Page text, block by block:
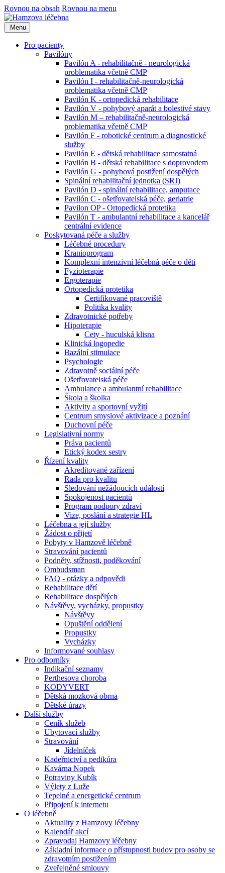
Rovnou na obsah Rovnou na menu
Menu
Pro pacienty
Pavilóny
Pavilón A - rehabilitačně - neurologická
problematika včetně CMP
Pavilón I - rehabilitačně-neurologická
problematika včetně CMP
Pavilón K - ortopedická rehabilitace
Pavilón V - pohybový aparát a bolestivé stavy
Pavilón M – rehabilitačně-neurologická
problematika včetně CMP
Pavilón F - robotické centrum a diagnostické
služby
Pavilón E - dětská rehabilitace samostatná
Pavilón B - dětská rehabilitace s doprovodem
Pavilón G - pohybová postižení dospělých
Spinální rehabilitační jednotka (SRJ)
Pavilón D - spinální rehabilitace, amputace
Pavilón C - ošetřovatelská péče, geriatrie
Pavilon OP - Ortopedická protetika
Pavilón T - ambulantní rehabilitace a kancelář
centrální evidence
Poskytovaná péče a služby
Léčebné procedury
Kranioprogram
Komplexní intenzivní léčebná péče o děti
Fyzioterapie
Ergoterapie
Ortopedická protetika
Certifikované pracoviště
Politika kvality
Zdravotnické potřeby
Hipoterapie
Cety - huculská klisna
Klinická logopedie
Bazální stimulace
Psychologie
Zdravotně sociální péče
Ošetřovatelská péče
Ambulance a ambulantní rehabilitace
Škola a školka
Aktivity a sportovní vyžití
Centrum smyslové aktivizace a poznání
Duchovní péče
Legislativní normy
Práva pacientů
Etický kodex sestry
Řízení kvality
Akreditované zařízení
Rada pro kvalitu
Sledování nežádoucích událostí
Spokojenost pacientů
Program podpory zdraví
Vize, poslání a strategie HL
Léčebna a její služby
Žádost o přijetí
Pobyty v Hamzově léčebně
Stravování pacientů
Podněty, stížnosti, poděkování
Ombudsman
FAQ - otázky a odpovědi
Rehabilitace dětí
Rehabilitace dospělých
Návštěvy, vycházky, propustky
Návštěvy
Opuštění oddělení
Propustky
Vycházky
Informované souhlasy
Pro odborníky
Indikační seznamy
Perthesova choroba
KODYVERT
Dětská mozková obrna
Dětské úrazy
Další služby
Ceník služeb
Ubytovací služby
Stravování
Jídelníček
Kadeřnictví a pedikúra
Kavárna Nopek
Potraviny Kubík
Výlety z Luže
Tepelné a energetické centrum
Připojení k internetu
O léčebně
Aktuality z Hamzovy léčebny
Kalendář akcí
Zpravodaj Hamzovy léčebny
Základní informace o přístupnosti budov pro osoby se
zdravotním postižením
Zveřejněné smlouvy